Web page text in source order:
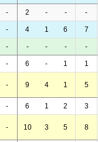
- 2 - - -
- 4 1 6 7
- - - - -
- 6 - 1 1
- 9 4 1 5
- 6 1 2 3
- 10 3 5 8